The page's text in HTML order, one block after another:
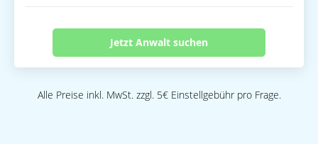
Jetzt Anwalt suchen
Alle Preise inkl. MwSt. zzgl. 5€ Einstellgebühr pro Frage.